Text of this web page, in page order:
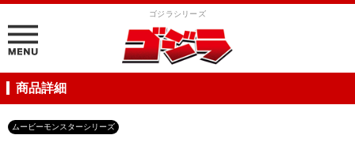
ゴジラシリーズ
商品詳細
ムービーモンスターシリーズ